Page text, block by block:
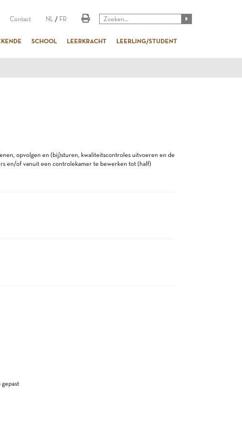
Contact NL / FR
SCHOOL LEERKRACHT LEERLING/STUDENT
opvolgen en (bij)sturen, kwaliteitscontroles uitvoeren en de
en/of vanuit een controlekamer te bewerken tot (half)